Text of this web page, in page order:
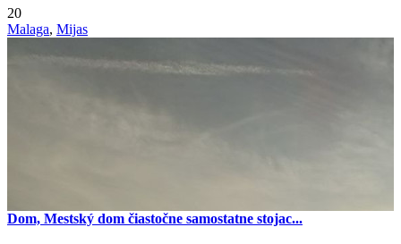
20
Malaga, Mijas
Dom, Mestský dom čiastočne samostatne stojac...